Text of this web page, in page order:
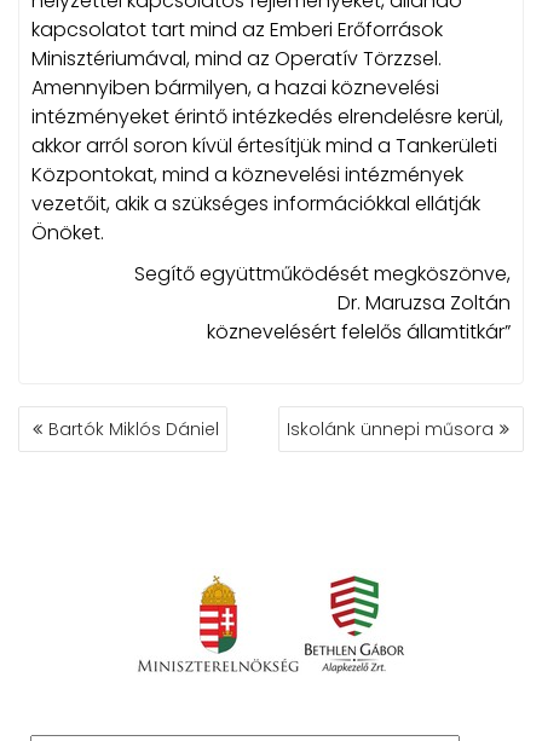
kapcsolatot tart mind az Emberi Erőforrások
Minisztériumával, mind az Operatív Törzzsel.
Amennyiben bármilyen, a hazai köznevelési
intézményeket érintő intézkedés elrendelésre kerül,
akkor arról soron kívül értesítjük mind a Tankerületi
Központokat, mind a köznevelési intézmények
vezetőit, akik a szükséges információkkal ellátják
Önöket.
Segítő együttműködését megköszönve,
Dr. Maruzsa Zoltán
köznevelésért felelős államtitkár”
BEJEGYZÉS
NAVIGÁCIÓ
Bartók Miklós Dániel Iskolánk ünnepi műsora